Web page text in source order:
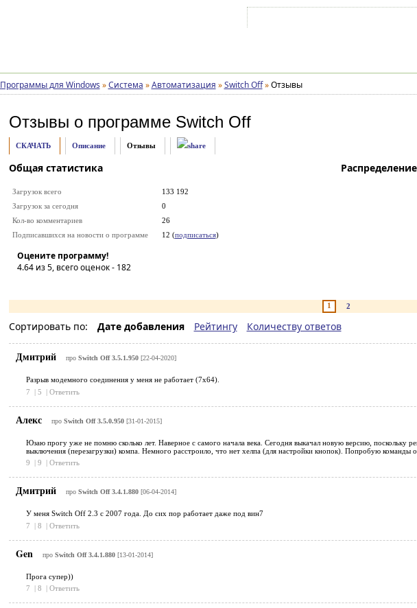
Программы для Windows » Система » Автоматизация » Switch Off » Отзывы
Отзывы о программе Switch Off
СКАЧАТЬ Описание Отзывы
Общая статистика
Загрузок всего
133 192
Загрузок за сегодня
0
Кол-во комментариев
26
Подписавшихся на новости о программе
12 (подписаться)
Оцените программу!
4.64из 5, всего оценок - 182
1 2
Сортировать по: Дате добавления Рейтингу Количеству ответов
Дмитрий про Switch Off 3.5.1.950[22-04-2020]
Разрыв модемного соединения у меня не работает (7х64).
7
| 5 | Ответить
Алекс про Switch Off 3.5.0.950[31-01-2015]
Юзаю прогу уже не помню сколько лет. Наверное с самого начала века. Сегодня выкачал новую версию, поскольку
выключения (перезагрузки) компа. Немного расстроило, что нет хелпа (для настройки кнопок). Попробую команды
9
| 9 | Ответить
Дмитрий про Switch Off 3.4.1.880[06-04-2014]
У меня Switch Off 2.3 с 2007 года. До сих пор работает даже под вин7
7
| 8 | Ответить
Gen про Switch Off 3.4.1.880[13-01-2014]
Прога супер))
7
| 8 | Ответить